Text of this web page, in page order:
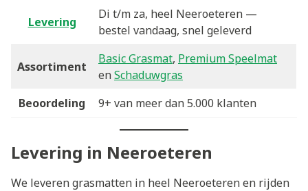
Levering
Di t/m za, heel Neeroeteren —
bestel vandaag, snel geleverd
Assortiment
Basic Grasmat, Premium Speelmat
en Schaduwgras
Beoordeling
9+ van meer dan 5.000 klanten
Levering in Neeroeteren
We leveren grasmatten in heel Neeroeteren en rijden